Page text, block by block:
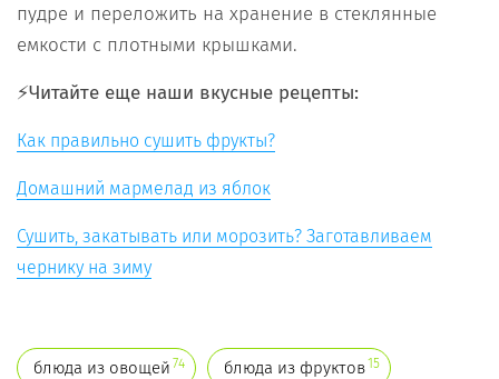
пудре и переложить на хранение в стеклянные
емкости с плотными крышками.
⚡️Читайте еще наши вкусные рецепты:
Как правильно сушить фрукты?
Домашний мармелад из яблок
Сушить, закатывать или морозить? Заготавливаем
чернику на зиму
блюда из овощей 74 блюда из фруктов15